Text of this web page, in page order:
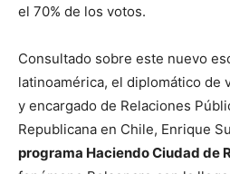
el 70% de los votos.
Consultado sobre este nuevo
latinoamérica, el diplomático de
y encargado de Relaciones
Republicana en Chile, Enrique
programa Haciendo Ciudad de